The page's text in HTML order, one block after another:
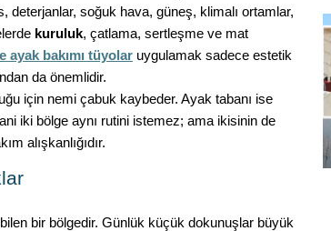
deterjanlar, soğuk hava, güneş, klimalı ortamlar,
kuruluk, çatlama, sertleşme ve mat
ayak bakımı tüyolar uygulamak sadece estetik
da önemlidir.
için nemi çabuk kaybeder. Ayak tabanı ise
iki bölge aynı rutini istemez; ama ikisinin de
alışkanlığıdır.
bir bölgedir. Günlük küçük dokunuşlar büyük